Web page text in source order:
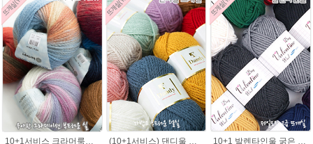
10+1서비스 크라머룩스 털실/부드러운 나염뜨개실 목도리뜨개질 수입 그라데이션털실
(10+1서비스) 댄디울 뜨개실 프리미어울 뜨개질실 목도리뜨개질실
10+1 발렌타인울 굵은 뜨개실/뜨개질실/손뜨개실/목도리털실/제일모직뜨개실